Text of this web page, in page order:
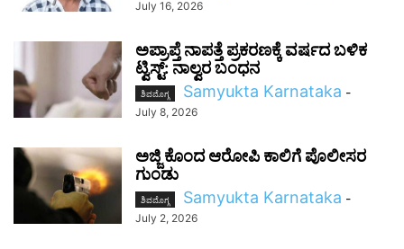
July 16, 2026
ಅಪ್ರಾಪ್ತೆ ನಾಪತ್ತೆ ಪ್ರಕರಣಕ್ಕೆ ವರ್ಷದ ಬಳಿಕ
ಟ್ವಿಸ್ಟ್: ನಾಲ್ವರ ಬಂಧನ
ಶಿವಮೊಗ್ಗ Samyukta Karnataka -
July 8, 2026
ಅಜ್ಜಿ ಕೊಂದ ಆರೋಪಿ ಕಾಲಿಗೆ ಪೊಲೀಸರ
ಗುಂಡು
ಶಿವಮೊಗ್ಗ Samyukta Karnataka -
July 2, 2026